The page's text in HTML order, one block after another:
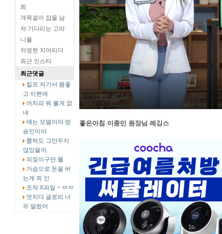
희
개목걸이 잡을 남
자 기다리는 고라
니율
차영현 치어리더
최근 인스타
최근댓글
킬포:저기서 몸좋
고 이쁜애
어차피 뭐 볼게 없
네
얘는 모델이야 방
송인이야
뽑혀도 그만두지
않았을까.
의젖이구만 뭘
가슴으로 돈을 버
는게 죄 인
조작 X파일 ~ ㅉㅉ
멋지다 글로리 너
무 말랐어
좋은아침 이종민 원장님 레깅스